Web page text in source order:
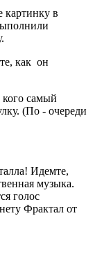
картинку в
как он
самый
(По - очереди
Идемте,
музыка.
голос
Фрактал от